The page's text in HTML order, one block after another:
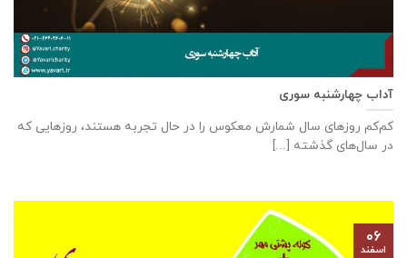
آداب چهارشنبه سوری
کم‌کم روزهای سال شمارش معکوس را در حال تجربه هستند، روزهایی که
در سال‌های گذشته [...]
۰۶
اسفند